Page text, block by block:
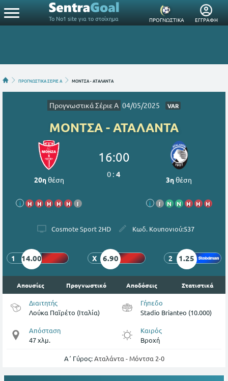
Το Νο1 site για το στοίχημα ΠΡΟΓΝΩΣΤΙΚΑ ΕΓΓΡΑΦΗ
ΠΡΟΓΝΩΣΤΙΚΑ ΣΕΡΙΕ Α ΜΟΝΤΣΑ - ΑΤΑΛΑΝΤΑ
Προγνωστικά Σέριε Α 04/05/2025 VAR
ΜΟΝΤΣΑ - ΑΤΑΛΑΝΤΑ
20ηθέση
i Η Η Η Η Η Ι
16:00
0 :4
3ηθέση
i Ι Ν Ν Η Η Η
Cosmote Sport 2HD Κωδ. Κουπονιού:537
1 14.00 X 6.90 2 1.25
Απουσίες Προγνωστικό Αποδόσεις Στατιστικά
Διαιτητής
Λούκα Παϊρέτο (Ιταλία)
Γήπεδο
Stadio Brianteo (10.000)
Απόσταση
47 χλμ.
Καιρός
Βροχή
Α΄ Γύρος:Αταλάντα - Μόντσα 2-0